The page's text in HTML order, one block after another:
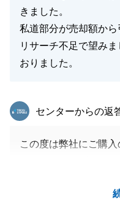
きました。
私道部分が売却額から
リサーチ不足で望み
おりました。
東急リバブル
センターからの返
この度は弊社にご購
嬉しく思っております
また、何か些細な事